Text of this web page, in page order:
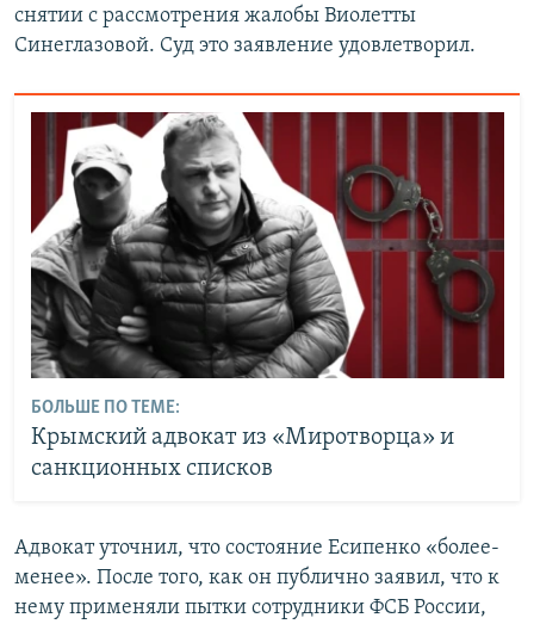
снятии с рассмотрения жалобы Виолетты
Синеглазовой. Суд это заявление удовлетворил.
БОЛЬШЕ ПО ТЕМЕ:
Крымский адвокат из «Миротворца» и
санкционных списков
Адвокат уточнил, что состояние Есипенко «более-
менее». После того, как он публично заявил, что к
нему применяли пытки сотрудники ФСБ России,